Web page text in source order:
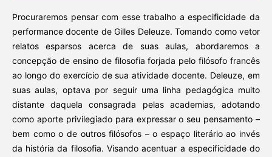
Procuraremos pensar com esse trabalho a especificidade da
performance docente de Gilles Deleuze. Tomando como vetor
relatos esparsos acerca de suas aulas, abordaremos a
concepção de ensino de filosofia forjada pelo filósofo francês
ao longo do exercício de sua atividade docente. Deleuze, em
suas aulas, optava por seguir uma linha pedagógica muito
distante daquela consagrada pelas academias, adotando
como aporte privilegiado para expressar o seu pensamento –
bem como o de outros filósofos – o espaço literário ao invés
da história da filosofia. Visando acentuar a especificidade do